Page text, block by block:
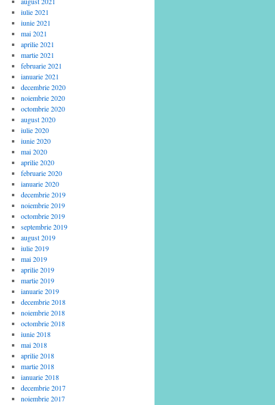
iulie 2021
iunie 2021
mai 2021
aprilie 2021
martie 2021
februarie 2021
ianuarie 2021
decembrie 2020
noiembrie 2020
octombrie 2020
august 2020
iulie 2020
iunie 2020
mai 2020
aprilie 2020
februarie 2020
ianuarie 2020
decembrie 2019
noiembrie 2019
octombrie 2019
septembrie 2019
august 2019
iulie 2019
mai 2019
aprilie 2019
martie 2019
ianuarie 2019
decembrie 2018
noiembrie 2018
octombrie 2018
iunie 2018
mai 2018
aprilie 2018
martie 2018
ianuarie 2018
decembrie 2017
noiembrie 2017